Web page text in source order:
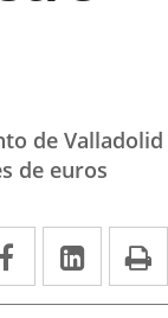
de Valladolid
de euros
Facebook
Enlace
a
Enlace
a